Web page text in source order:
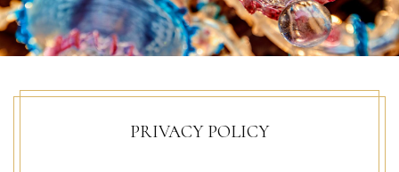
PRIVACY POLICY